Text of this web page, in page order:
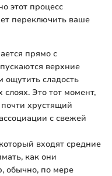
этот процесс
переключить ваше
прямо с
верхние
сладость
Это тот момент,
почти хрустящий
с свежей
входят средние
как они
обычно, по мере